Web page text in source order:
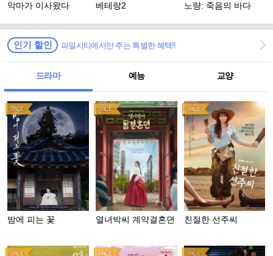
악마가 이사왔다 베테랑2 노량: 죽음의 바다
인기 할인 파일시티에서만 주는 특별한 혜택!!
드라마 예능 교양
밤에 피는 꽃 열녀박씨 계약결혼뎐 친절한 선주씨